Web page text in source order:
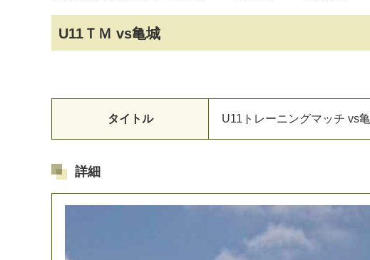
U11ＴＭ vs亀城
タイトル U11 ト レーニ ングマッチ vs亀
詳細